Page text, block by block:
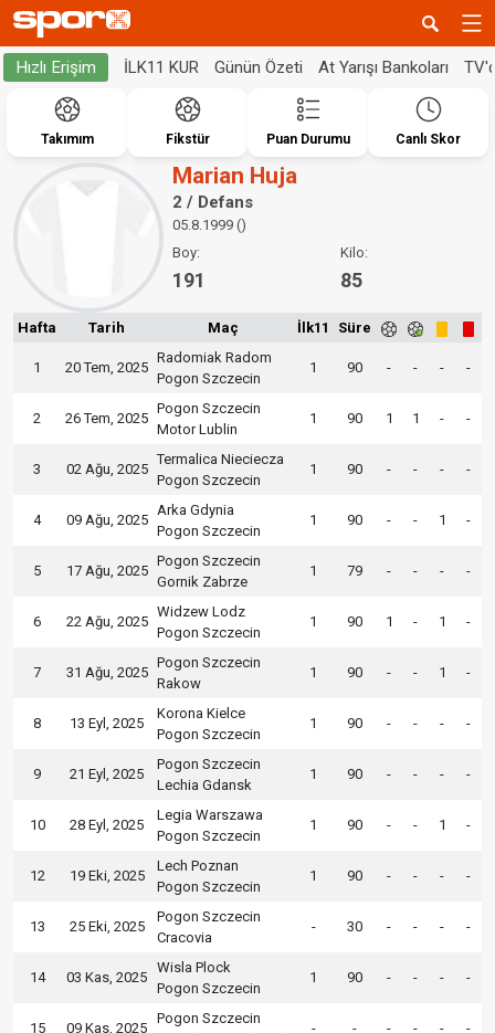
Hızlı Erişim İLK11 KUR Günün Özeti At Yarışı Bankoları
Takımım Fikstür Puan Durumu Canlı Skor
Marian Huja
2 / Defans
05.8.1999 ()
Boy:
191
Kilo:
85
Hafta Tarih Maç İlk11 Süre
1 20 Tem, 2025
Radomiak Radom
Pogon Szczecin
1 90 - - - -
2 26 Tem, 2025
Pogon Szczecin
Motor Lublin
1 90 1 1 - -
3 02 Ağu, 2025
Termalica Nieciecza
Pogon Szczecin
1 90 - - - -
4 09 Ağu, 2025
Arka Gdynia
Pogon Szczecin
1 90 - - 1 -
5 17 Ağu, 2025
Pogon Szczecin
Gornik Zabrze
1 79 - - - -
6 22 Ağu, 2025
Widzew Lodz
Pogon Szczecin
1 90 1 - 1 -
7 31 Ağu, 2025
Pogon Szczecin
Rakow
1 90 - - 1 -
8 13 Eyl, 2025
Korona Kielce
Pogon Szczecin
1 90 - - - -
9 21 Eyl, 2025
Pogon Szczecin
Lechia Gdansk
1 90 - - - -
10 28 Eyl, 2025
Legia Warszawa
Pogon Szczecin
1 90 - - 1 -
12 19 Eki, 2025
Lech Poznan
Pogon Szczecin
1 90 - - - -
13 25 Eki, 2025
Pogon Szczecin
Cracovia
- 30 - - - -
14 03 Kas, 2025
Wisla Plock
Pogon Szczecin
1 90 - - - -
15 09 Kas, 2025
Pogon Szczecin
- - - - - -